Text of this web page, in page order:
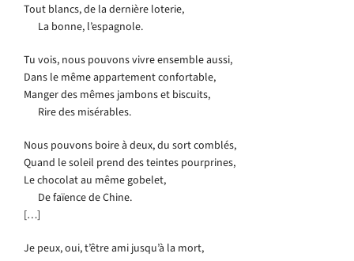
Tout blancs, de la dernière loterie,
La bonne, l’espagnole.
Tu vois, nous pouvons vivre ensemble aussi,
Dans le même appartement confortable,
Manger des mêmes jambons et biscuits,
Rire des misérables.
Nous pouvons boire à deux, du sort comblés,
Quand le soleil prend des teintes pourprines,
Le chocolat au même gobelet,
De faïence de Chine.
[…]
Je peux, oui, t’être ami jusqu’à la mort,